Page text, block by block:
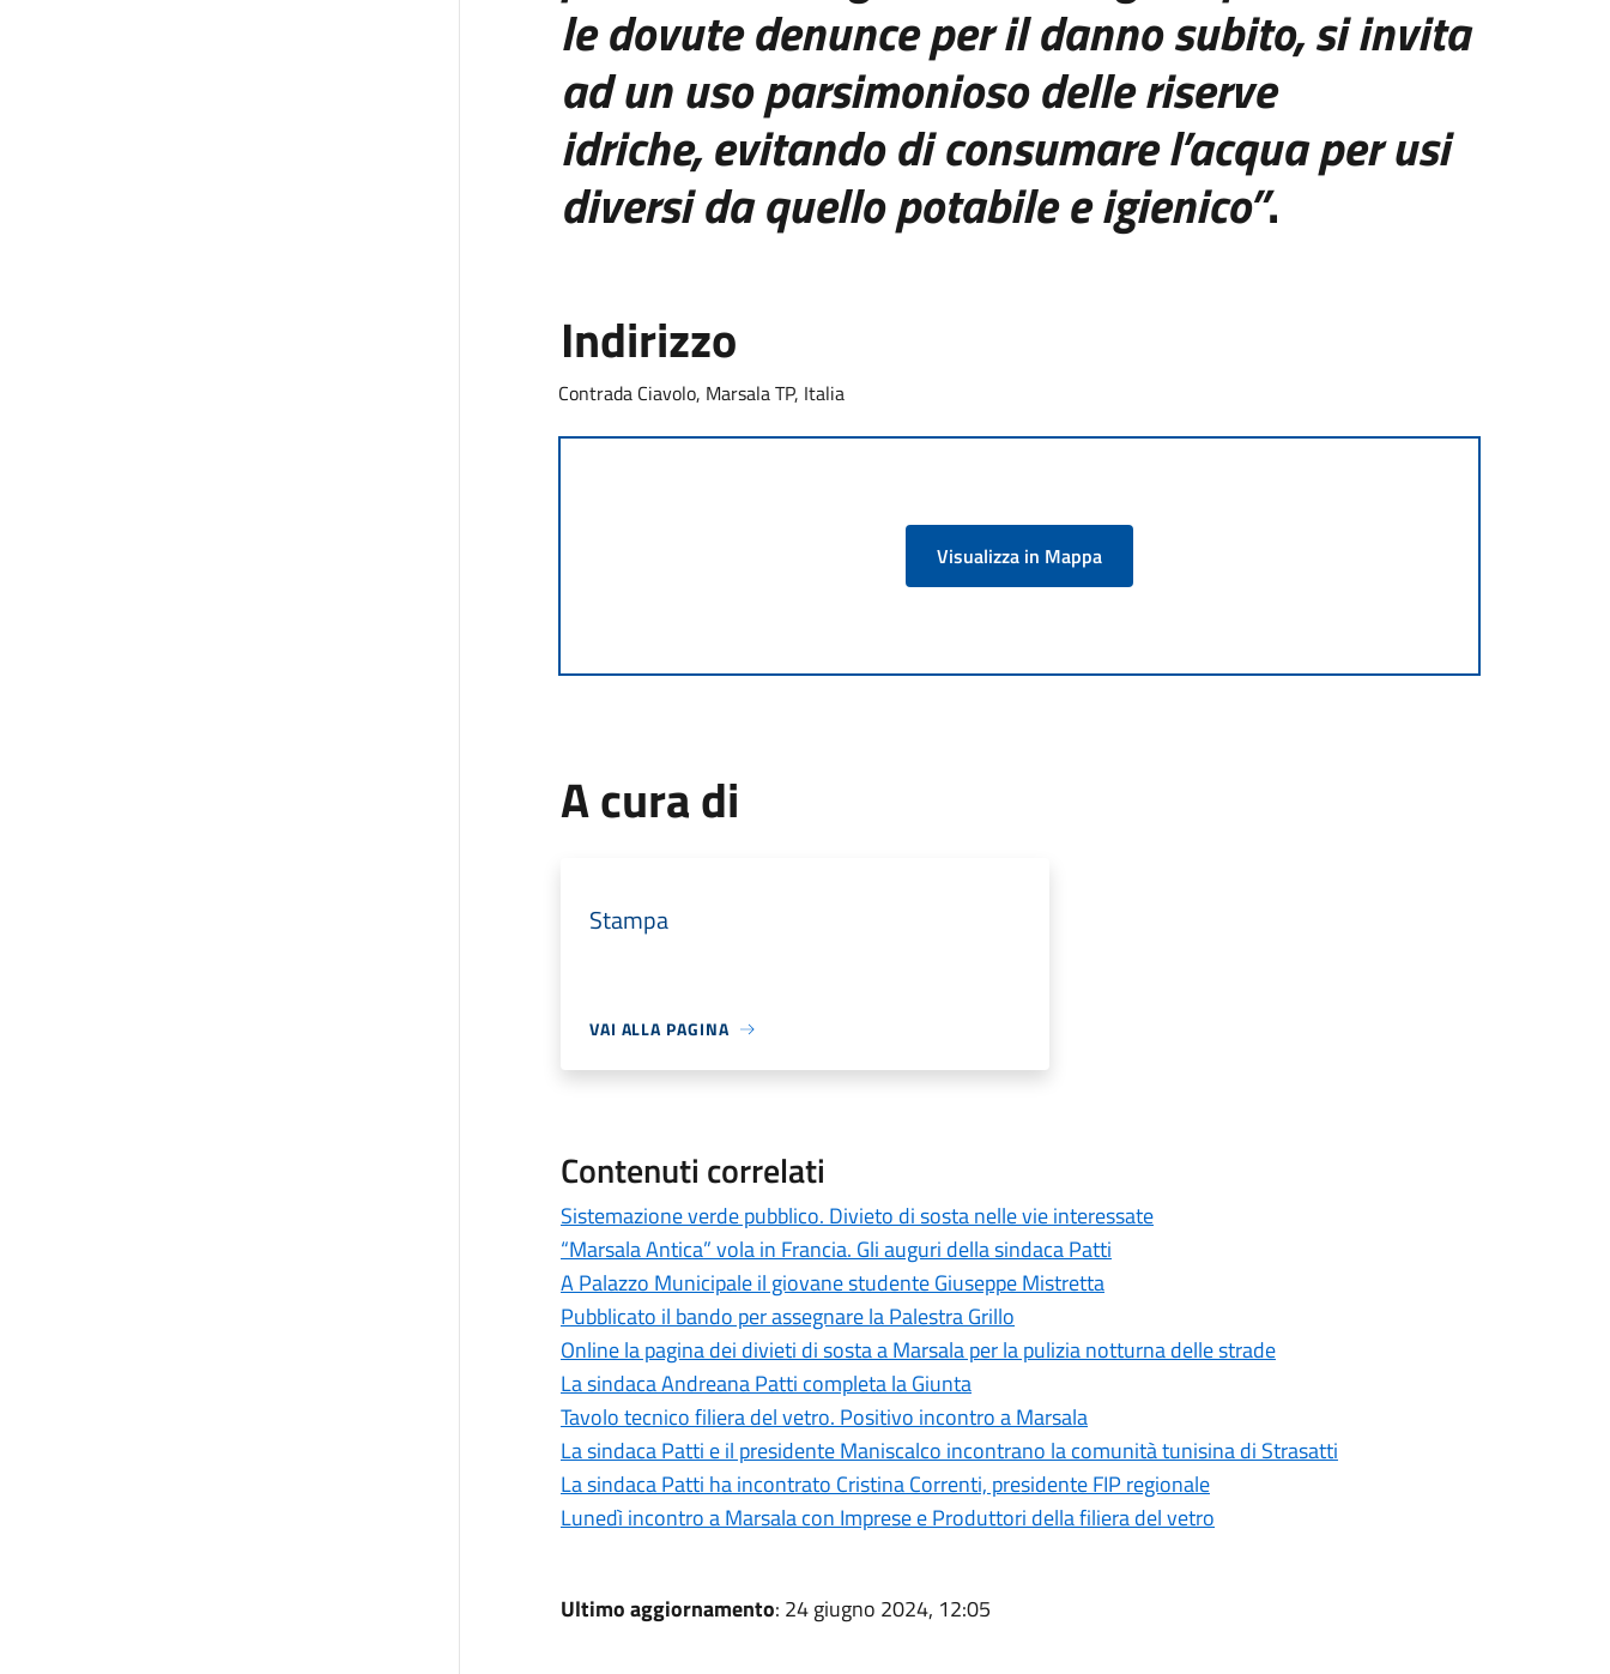
le dovute denunce per il danno subito, siinvita
adunuso parsimonioso delle riserve
idriche,evitando di consumare l’acqua per usi
diversi da quello potabile e igienico”.
Indirizzo
Contrada Ciavolo, Marsala TP, Italia
Visualizza in Mappa
A cura di
Stampa
VAI ALLA PAGINA
Contenuti correlati
Sistemazione verde pubblico. Divieto di sosta nelle vie interessate
“Marsala Antica” vola in Francia. Gli auguri della sindaca Patti
A Palazzo Municipale il giovane studente Giuseppe Mistretta
Pubblicato il bando per assegnare la Palestra Grillo
Online la pagina dei divieti di sosta a Marsala per la pulizia notturna delle strade
La sindaca Andreana Patti completa la Giunta
Tavolo tecnico filiera del vetro. Positivo incontro a Marsala
La sindaca Patti e il presidente Maniscalco incontrano la comunità tunisina di Strasatti
La sindaca Patti ha incontrato Cristina Correnti, presidente FIP regionale
Lunedì incontro a Marsala con Imprese e Produttori della filiera del vetro
Ultimo aggiornamento: 24 giugno 2024, 12:05